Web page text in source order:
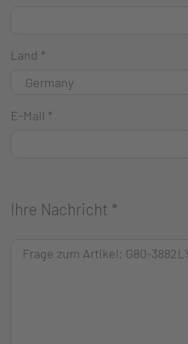
Land *
E-Mail *
Ihre Nachricht *